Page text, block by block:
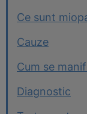
Ce sunt
Cauze
Cum se
Diagnostic